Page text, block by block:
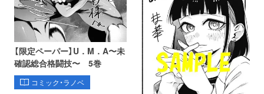
【限定ペーパー】U．M．A〜未
確認総合格闘技〜 5巻
コミック・ラノベ